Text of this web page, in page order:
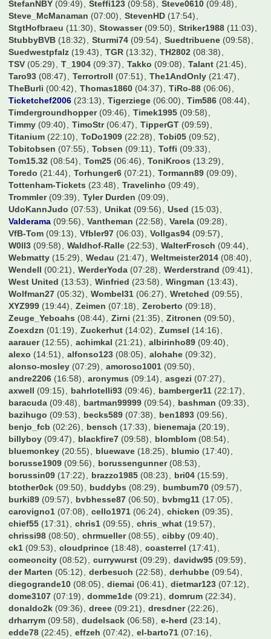
StefanNBY (09:49) Steffi123 (09:58) Steve0610 (09:48)
Steve_McManaman (07:00) StevenHD (17:54)
StgtHofbraeu (11:30) Stowasser(09:50) Striker1988 (11:03)
StubbyBVB (18:32) Sturmi74 (09:54) Suedtribuene (09:58)
Suedwestpfalz (19:43) TGR (13:32) TH2802 (08:38)
TSV (05:29) T_1904 (09:37) Takko (09:08) Talant (21:45)
Taro93 (08:47) Terrortroll (07:51) The1AndOnly (21:47)
TheBurli (00:42) Thomas1860 (04:37) TiRo-88 (06:06)
Ticketchef2006 (23:13) Tigerziege (06:00) Tim586 (08:44)
Timdergroundhopper(09:46) Timek1995 (09:58)
Timmy (09:40) TimoStr(06:47) TipperGT (09:59)
Titanium (22:10) ToDo1909 (22:28) Tobi05 (09:52)
Tobitobsen (07:55) Tobsen (09:11) Toffi (09:33)
Tom15.32 (08:54) Tom25 (06:46) ToniKroos (13:29)
Toredo (21:44) Torhunger6 (07:21) Tormann89 (09:09)
Tottenham-Tickets (23:48) Travelinho (09:49)
Trommler(09:39) Tyler Durden (09:09)
UdoKannJudo (07:53) Unikat (09:56) Used (15:03)
Valderama (09:56) Vantheman (22:58) Varela (09:28)
VfB-Tom (09:13) Vfbler97 (06:03) Vollgas94 (09:57)
W0ll3 (09:58) Waldhof-Ralle (22:53) WalterFrosch (09:44)
Webmatty (15:29) Wedau (21:47) Weltmeister2014 (08:40)
Wendell (00:21) WerderYoda (07:28) Werderstrand (09:41)
West United (13:53) Winfried (23:58) Wingman (13:43)
Wolfman27 (05:32) Wombel31 (06:27) Wretched (09:55)
XYZ999 (19:44) Zeimen (07:18) Zeroberto (09:18)
Zeuge_Yeboahs (08:44) Zirni (21:35) Zitronen (09:50)
Zoexdzn (01:19) Zuckerhut (14:02) Zumsel (14:16)
aarauer(12:55) achimkal (21:21) albirinho89 (09:40)
alexo (14:51) alfonso123 (08:05) alohahe (09:32)
alonso-mosley (07:29) amoroso1001 (09:50)
andre2206 (16:58) aronymus (09:14) asgezi (07:27)
axwell (09:15) bahrlotelli93 (09:46) bamberger11 (22:17)
baracuda (09:48) bartman99999 (09:54) bashman (09:33)
bazihugo (09:53) becks589 (07:38) ben1893 (09:56)
benjo_fcb (02:26) bensch (17:33) bienemaja (20:19)
billyboy (09:47) blackfire7 (09:58) blomblom (08:54)
bluemonkey (20:55) bluewave (18:25) blumio (17:40)
borusse1909 (09:56) borussengunner(08:53)
borussin09 (17:22) brazzo1985 (08:23) bri04 (15:59)
btother0ck (09:50) buddybs (08:29) bumbum70 (09:57)
burki89 (09:57) bvbhesse87 (06:50) bvbmg11 (17:05)
carovigno1 (07:08) cello1971 (06:24) chicken (09:35)
chief55 (17:31) chris1 (09:55) chris_what (19:57)
chrissi98 (08:50) chrmueller(08:55) cibby (09:40)
ck1 (09:53) cloudprince (18:48) coasterrel (17:41)
comeoncity (08:52) currywurst (09:29) davidw95 (09:59)
der Marten (05:12) derbesuch (22:58) derhubbe (09:54)
diegogrande10 (08:05) diemai (06:41) dietmar123 (07:12)
dome3107 (07:19) domme1de (09:21) domrum (22:34)
donaldo2k (09:36) dreee (09:21) dresdner(22:26)
drharrym (09:58) dudelsack (06:58) e-herd (23:14)
edde78 (22:45) effzeh (07:42) el-barto71 (07:16)